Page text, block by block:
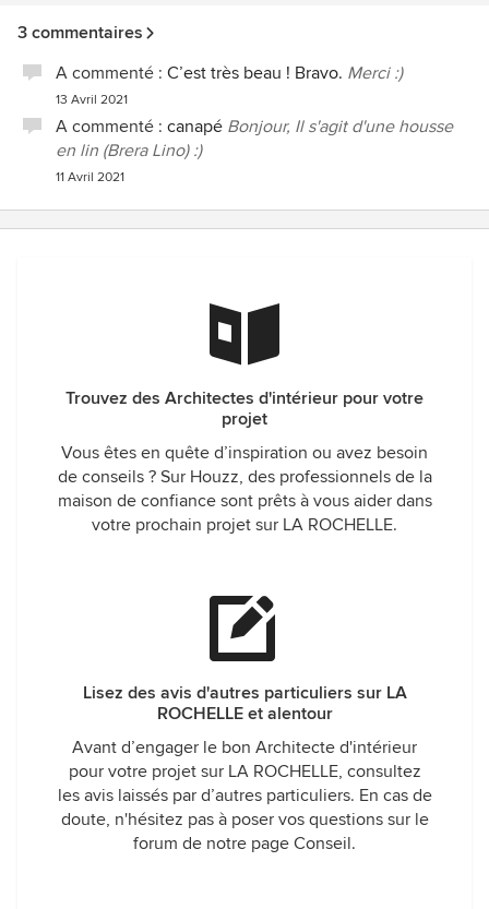
3 commentaires
A commenté : C’est très beau ! Bravo. Merci :)
13 Avril 2021
A commenté : canapé Bonjour, Il s'agit d'une housse
en lin (Brera Lino) :)
11 Avril 2021
Trouvez des Architectes d'intérieur pour votre
projet
Vous êtes en quête d’inspiration ou avez besoin
de conseils ? Sur Houzz, des professionnels de la
maison de confiance sont prêts à vous aider dans
votre prochain projet sur LA ROCHELLE.
Lisez des avis d'autres particuliers sur LA
ROCHELLE et alentour
Avant d’engager le bon Architecte d'intérieur
pour votre projet sur LA ROCHELLE, consultez
les avis laissés par d’autres particuliers. En cas de
doute, n'hésitez pas à poser vos questions sur le
forum de notre page Conseil.